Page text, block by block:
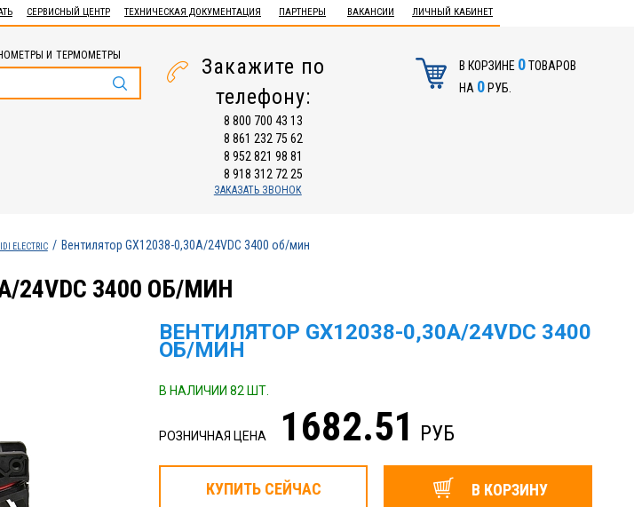
СЕРВИСНЫЙ ЦЕНТР ТЕХНИЧЕСКАЯ ДОКУМЕНТАЦИЯ ПАРТНЕРЫ ВАКАНСИИ ЛИЧНЫЙ КАБИНЕТ
И ТЕРМОМЕТРЫ
Закажите по
телефону:
8 800 700 43 13
8 861 232 75 62
8 952 821 98 81
8 918 312 72 25
ЗАКАЗАТЬ ЗВОНОК
В КОРЗИНЕ 0ТОВАРОВ
НА 0РУБ.
ELECTRIC Вентилятор GX12038-0,30А/24VDC 3400 об/мин
24VDC 3400 ОБ/МИН
ВЕНТИЛЯТОР GX12038-0,30А/24VDC 3400
ОБ/МИН
В НАЛИЧИИ 82 ШТ.
РОЗНИЧНАЯ ЦЕНА 1682.51 РУБ
КУПИТЬ СЕЙЧАС В КОРЗИНУ